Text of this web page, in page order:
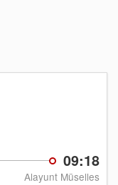
09:18
Alayunt Müselles